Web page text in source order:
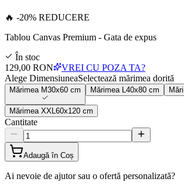
🔥 -20% REDUCERE
Tablou Canvas Premium - Gata de expus
În stoc
129,00 RON
VREI CU POZA TA?
Alege DimensiuneaSelectează mărimea dorită
Mărimea M30x60 cm Mărimea 40x80 cm
Mărimea XXL 60x120 cm
Cantitate
Adaugă în Coș
Ai nevoie de ajutor sau o ofertă personalizată?